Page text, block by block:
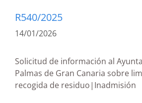
R540/2025
14/01/2026
Solicitud de información al
Palmas de Gran Canaria sobre
recogida de